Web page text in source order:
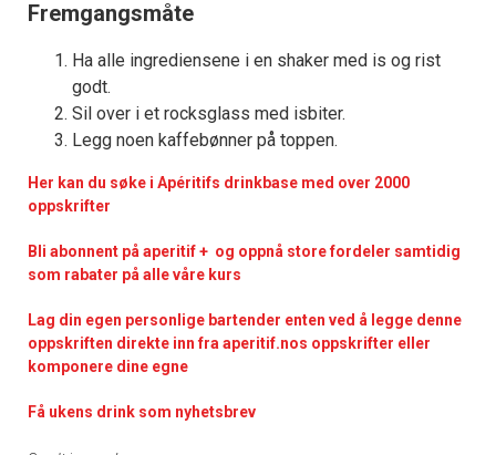
Fremgangsmåte
Ha alle ingrediensene i en shaker med is og rist
godt.
Sil over i et rocksglass med isbiter.
Legg noen kaffebønner på toppen.
Her kan du søke i Apéritifs drinkbase med over 2000
oppskrifter
Bli abonnent på aperitif + og oppnå store fordeler samtidig
som rabater på alle våre kurs
Lag din egen personlige bartender enten ved å legge denne
oppskriften direkte inn fra aperitif.nos oppskrifter eller
komponere dine egne
Få ukens drink som nyhetsbrev